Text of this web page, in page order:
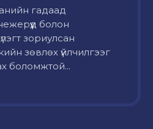
гадаад
болон
зориулсан
зөвлөх үйлчилгээг
боломжтой...